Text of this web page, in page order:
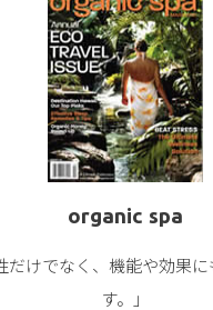
organic spa
だけでなく、機能や効果
す。」